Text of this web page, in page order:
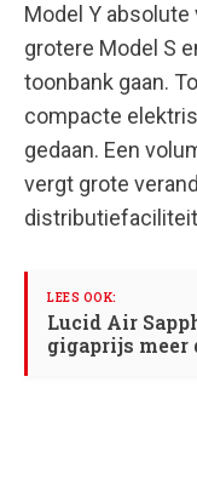
Model Y
grotere Model S
toonbank gaan.
compacte
gedaan. Een
vergt grote
Lucid Air
gigaprijs meer